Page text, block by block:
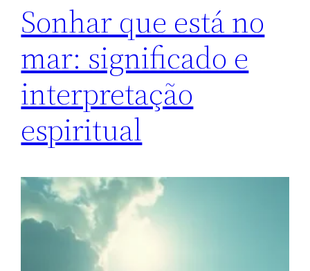
Sonhar que está no
mar: significado e
interpretação
espiritual